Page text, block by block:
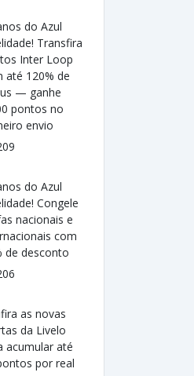
do Azul
Transfira
Inter Loop
até 120% de
— ganhe
pontos no
envio
do Azul
Congele
nacionais e
com
de desconto
as novas
da Livelo
acumular até
por real